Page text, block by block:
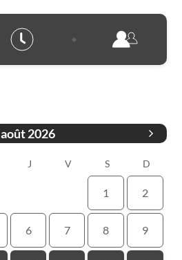
août 2026
J V S D
1 2
6 7 8 9